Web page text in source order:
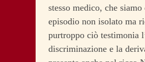
stesso medico, che
episodio non isolato ma
purtroppo ciò testimonia
discriminazione e la